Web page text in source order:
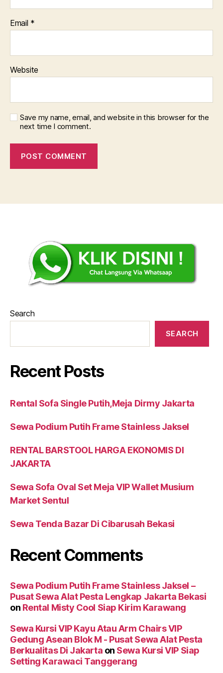
Email *
Website
Save my name, email, and website in this browser for the
next time I comment.
Search
SEARCH
Recent Posts
Rental Sofa Single Putih,Meja Dirmy Jakarta
Sewa Podium Putih Frame Stainless Jaksel
RENTAL BARSTOOL HARGA EKONOMIS DI
JAKARTA
Sewa Sofa Oval Set Meja VIP Wallet Musium
Market Sentul
Sewa Tenda Bazar Di Cibarusah Bekasi
Recent Comments
Sewa Podium Putih Frame Stainless Jaksel –
Pusat Sewa Alat Pesta Lengkap Jakarta Bekasi
on Rental Misty Cool Siap Kirim Karawang
Sewa Kursi VIP Kayu Atau Arm Chairs VIP
Gedung Asean Blok M - Pusat Sewa Alat Pesta
Berkualitas Di Jakarta on Sewa Kursi VIP Siap
Setting Karawaci Tanggerang